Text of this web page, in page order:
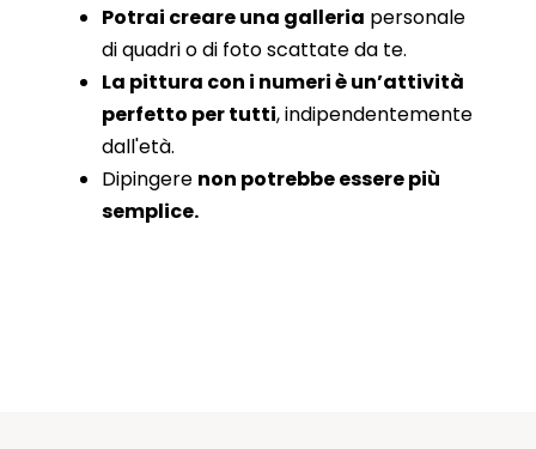
Potrai creare una galleria personale
di quadri o di foto scattate da te.
La pittura con i numeri è un’attività
perfetto per tutti, indipendentemente
dall'età.
Dipingere non potrebbe essere più
semplice.